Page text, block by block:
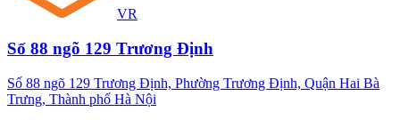
VR
Số 88 ngõ 129 Trương Định
Số 88 ngõ 129 Trương Định, Phường Trương Định, Quận Hai Bà
Trưng, Thành phố Hà Nội